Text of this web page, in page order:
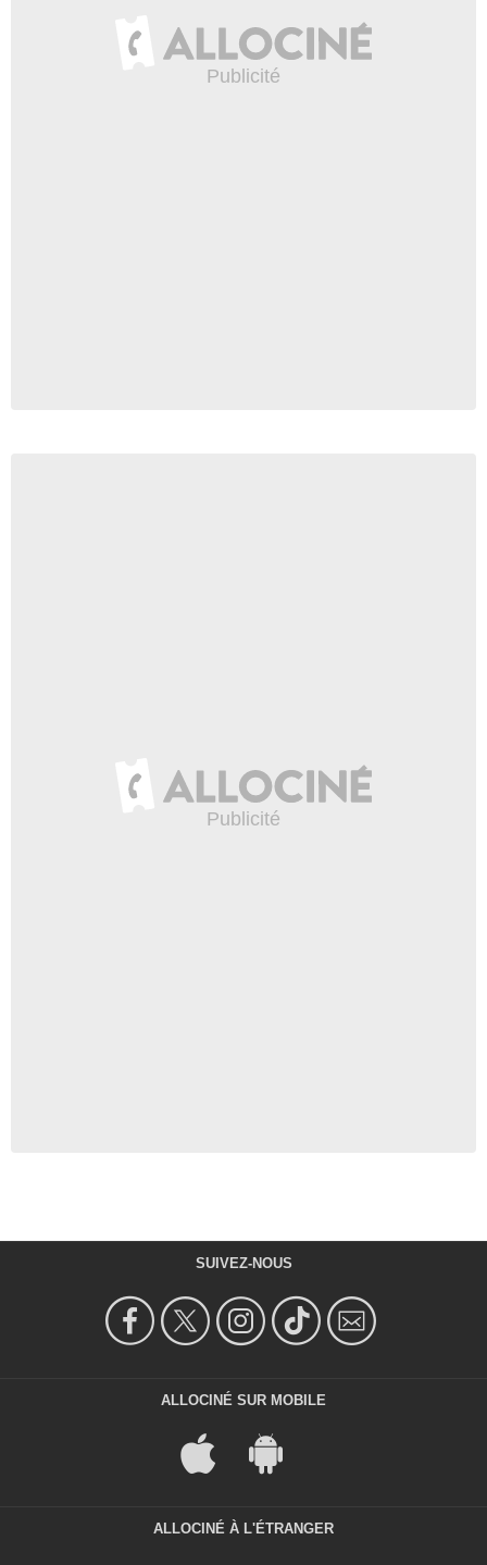
SUIVEZ-NOUS
ALLOCINÉ SUR MOBILE
ALLOCINÉ À L'ÉTRANGER